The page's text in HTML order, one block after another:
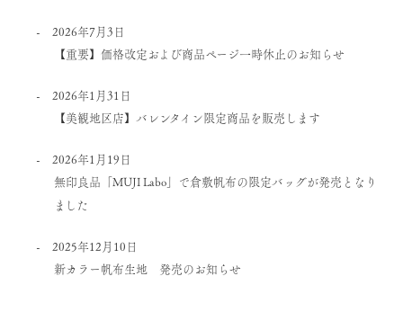
2026年7月3日
【重要】価格改定および商品ページ一時休止のお知らせ
2026年1月31日
【美観地区店】バレンタイン限定商品を販売します
2026年1月19日
無印良品「MUJI Labo」で倉敷帆布の限定バッグが発売となり
ました
2025年12月10日
新カラー帆布生地 発売のお知らせ